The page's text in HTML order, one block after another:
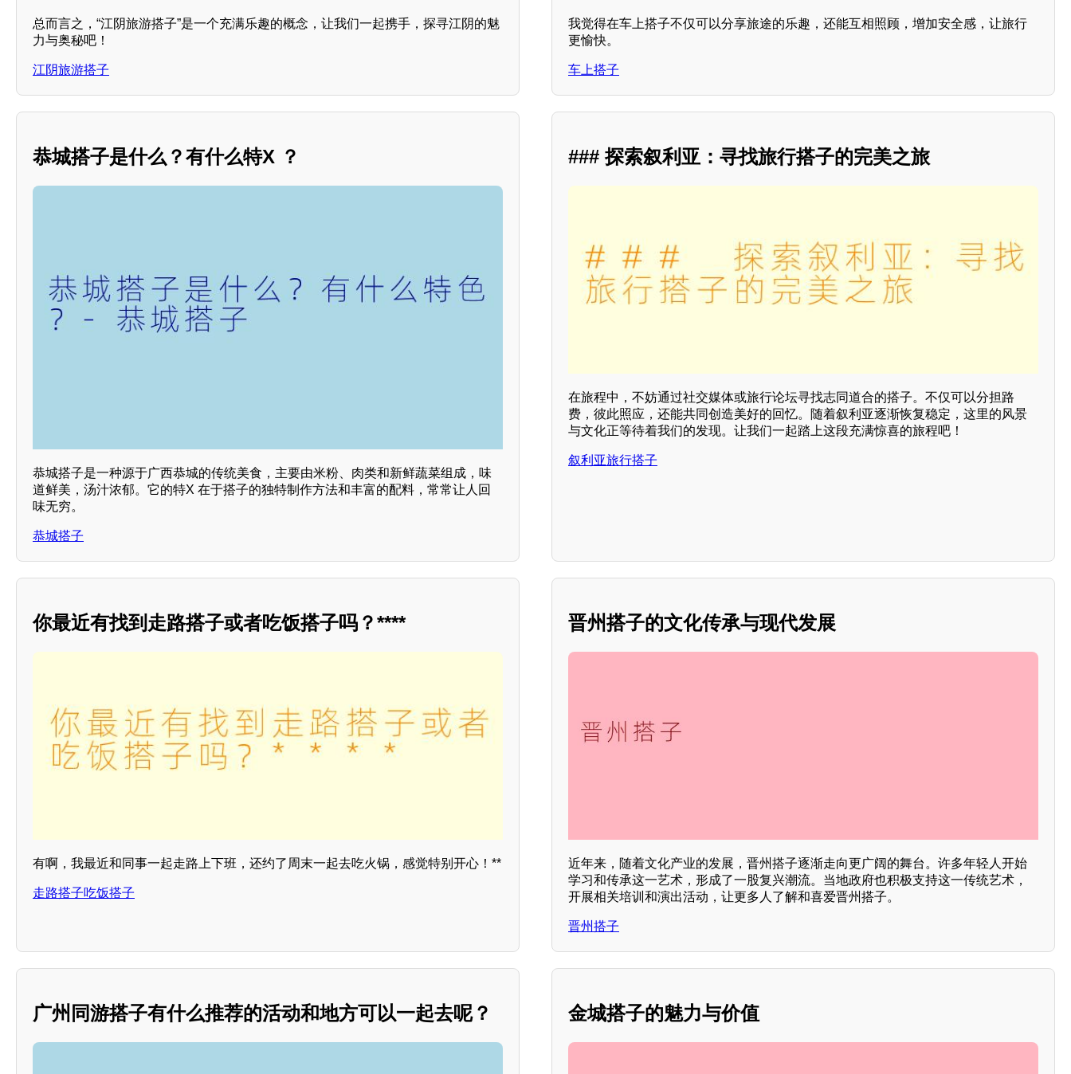
总而言之，“江阴旅游搭子”是一个充满乐趣的概念，让我们一起携手，探寻江阴的魅
力与奥秘吧！
江阴旅游搭子
我觉得在车上搭子不仅可以分享旅途的乐趣，还能互相照顾，增加安全感，让旅行
更愉快。
车上搭子
恭城搭子是什么？有什么特X ？
恭城搭子是一种源于广西恭城的传统美食，主要由米粉、肉类和新鲜蔬菜组成，味
道鲜美，汤汁浓郁。它的特X 在于搭子的独特制作方法和丰富的配料，常常让人回
味无穷。
恭城搭子
### 探索叙利亚：寻找旅行搭子的完美之旅
在旅程中，不妨通过社交媒体或旅行论坛寻找志同道合的搭子。不仅可以分担路
费，彼此照应，还能共同创造美好的回忆。随着叙利亚逐渐恢复稳定，这里的风景
与文化正等待着我们的发现。让我们一起踏上这段充满惊喜的旅程吧！
叙利亚旅行搭子
你最近有找到走路搭子或者吃饭搭子吗？****
有啊，我最近和同事一起走路上下班，还约了周末一起去吃火锅，感觉特别开心！**
走路搭子吃饭搭子
晋州搭子的文化传承与现代发展
近年来，随着文化产业的发展，晋州搭子逐渐走向更广阔的舞台。许多年轻人开始
学习和传承这一艺术，形成了一股复兴潮流。当地政府也积极支持这一传统艺术，
开展相关培训和演出活动，让更多人了解和喜爱晋州搭子。
晋州搭子
广州同游搭子有什么推荐的活动和地方可以一起去呢？ 金城搭子的魅力与价值